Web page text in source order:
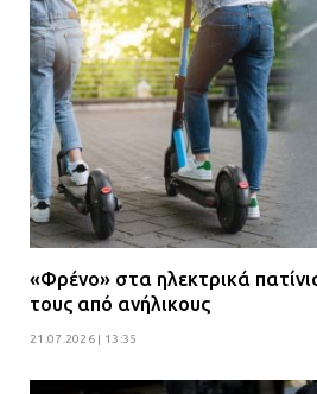
«Φρένο» στα ηλεκτρικά
τους από ανήλικους
21.07.2026 | 13:35